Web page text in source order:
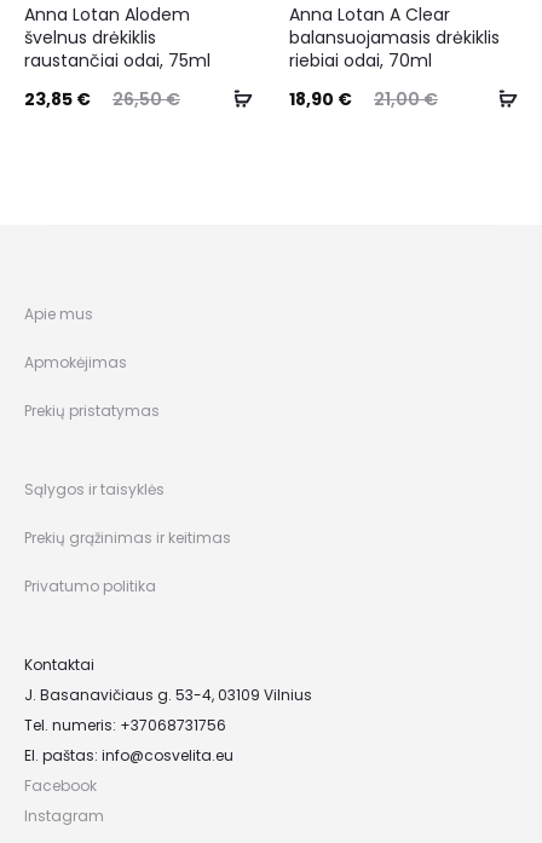
Anna Lotan Alodem
švelnus drėkiklis
raustančiai odai, 75ml
26,50€
23,85 €
Anna Lotan A Clear
balansuojamasis drėkiklis
riebiai odai, 70ml
21,00€
18,90 €
Apie mus
Apmokėjimas
Prekių pristatymas
Sąlygos ir taisyklės
Prekių grąžinimas ir keitimas
Privatumo politika
Kontaktai
J. Basanavičiaus g. 53-4, 03109 Vilnius
Tel. numeris: +37068731756
El. paštas: info@cosvelita.eu
Facebook
Instagram